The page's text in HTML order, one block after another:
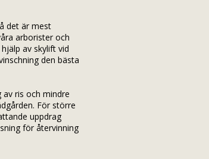
det är mest
arborister och
av skylift vid
den bästa
ris och mindre
För större
uppdrag
för återvinning